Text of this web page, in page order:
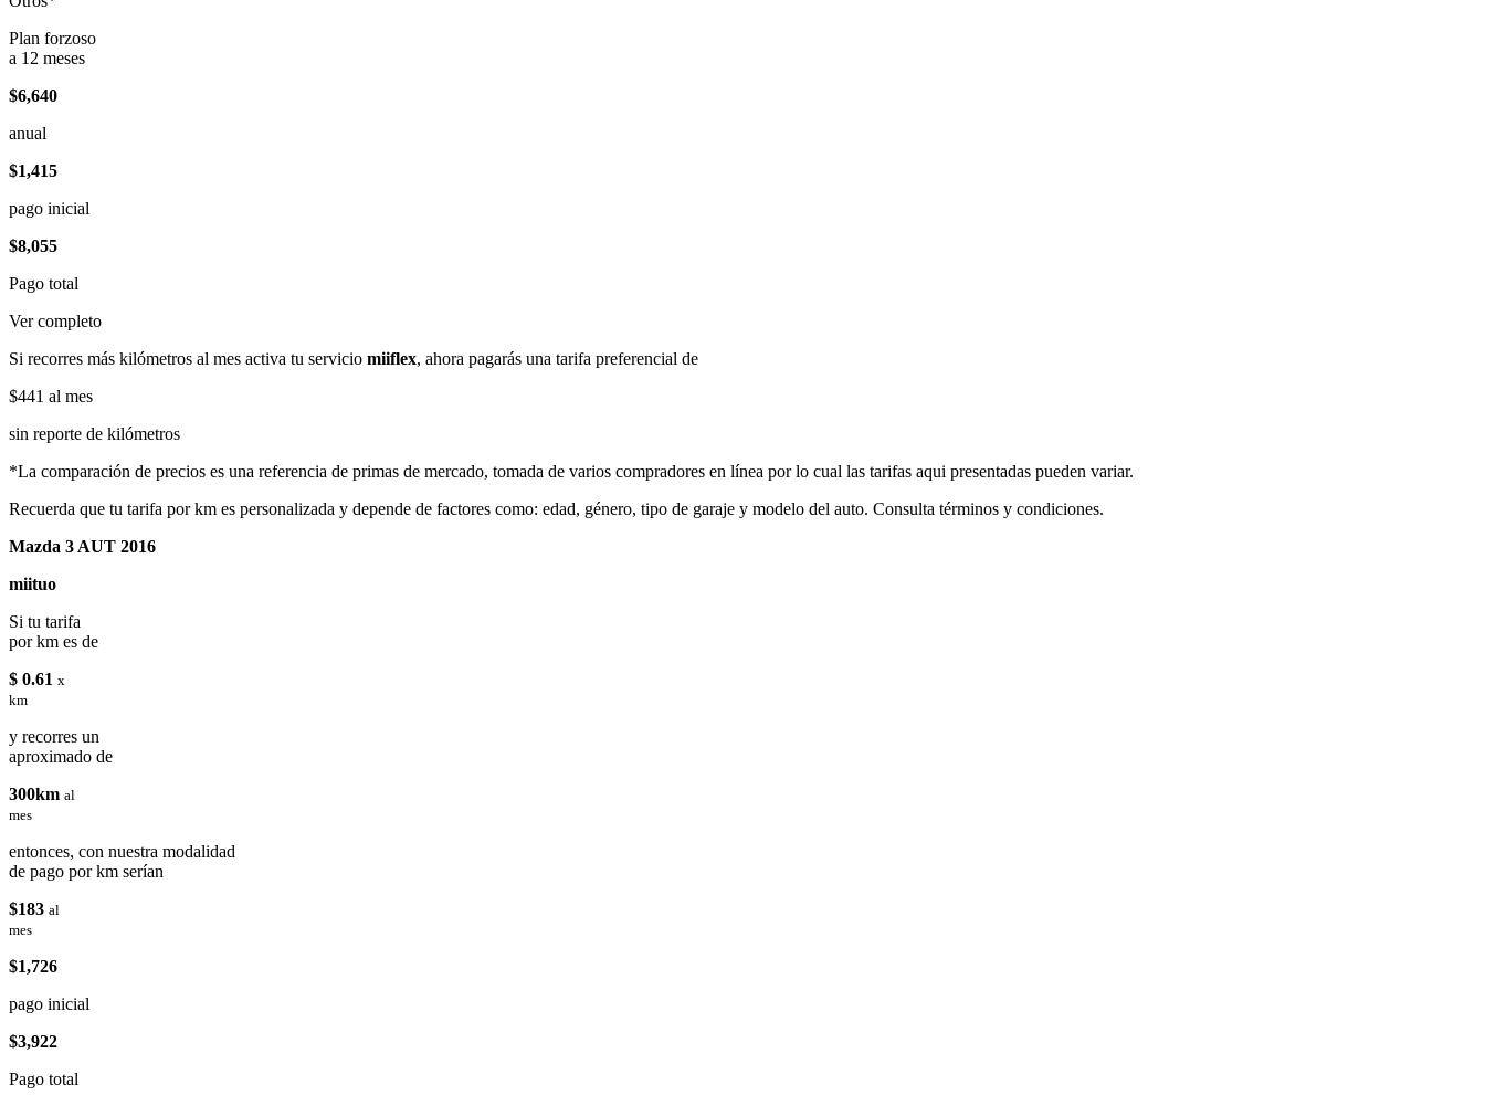
Plan forzoso
a 12 meses
$6,640
anual
$1,415
pago inicial
$8,055
Pago total
Ver completo
Si recorres más kilómetros al mes activa tu servicio miiflex, ahora pagarás una tarifa preferencial de
$441 al mes
sin reporte de kilómetros
*La comparación de precios es una referencia de primas de mercado, tomada de varios compradores en línea por lo cual las tarifas aqui presentadas pueden variar.
Recuerda que tu tarifa por km es personalizada y depende de factores como: edad, género, tipo de garaje y modelo del auto. Consulta términos y condiciones.
Mazda 3 AUT 2016
miituo
Si tu tarifa
por km es de
$ 0.61 x
km
y recorres un
aproximado de
300km al
mes
entonces, con nuestra modalidad
de pago por km serían
$183 al
mes
$1,726
pago inicial
$3,922
Pago total